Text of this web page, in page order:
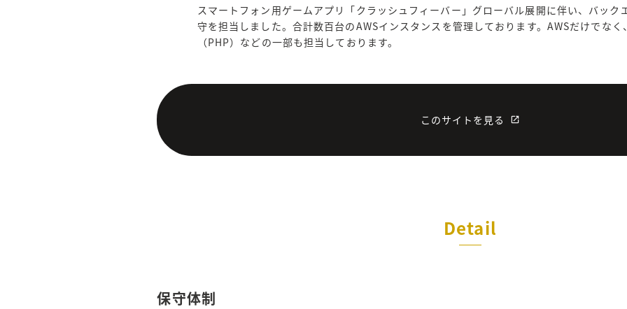
スマートフォン用ゲームアプリ「クラッシュフィーバー」グローバル展開に伴い、バック
守を担当しました。合計数百台のAWSインスタンスを管理しております。AWSだけでな
（PHP）などの一部も担当しております。
このサイトを見る launch
Detail
保守体制